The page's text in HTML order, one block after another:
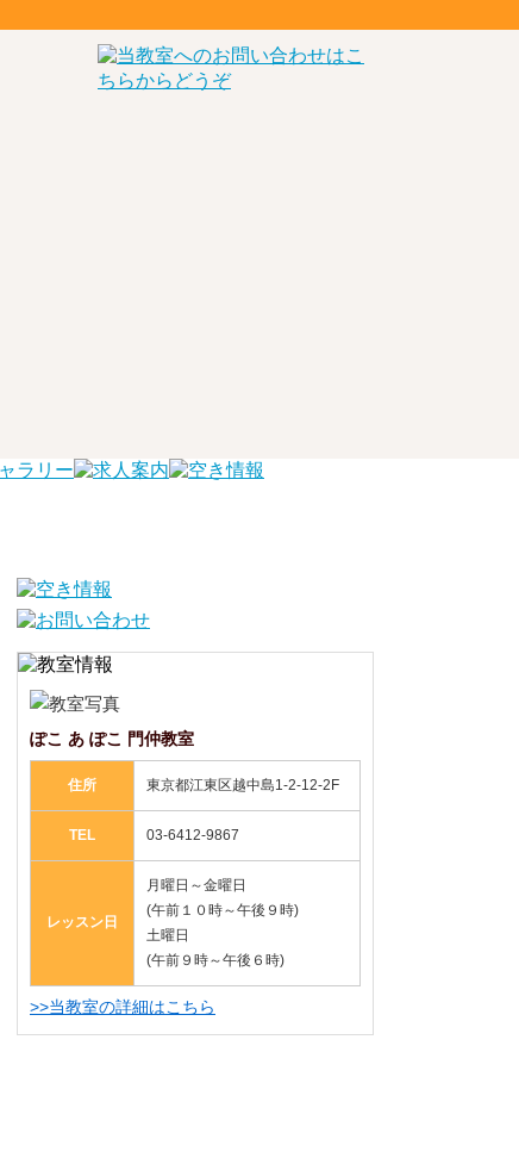
ぽこ あ ぽこ 門仲教室
住所 東京都江東区越中島1-2-12-2F
TEL 03-6412-9867
レッスン日
月曜日～金曜日
(午前１０時～午後９時)
土曜日
(午前９時～午後６時)
>>当教室の詳細はこちら